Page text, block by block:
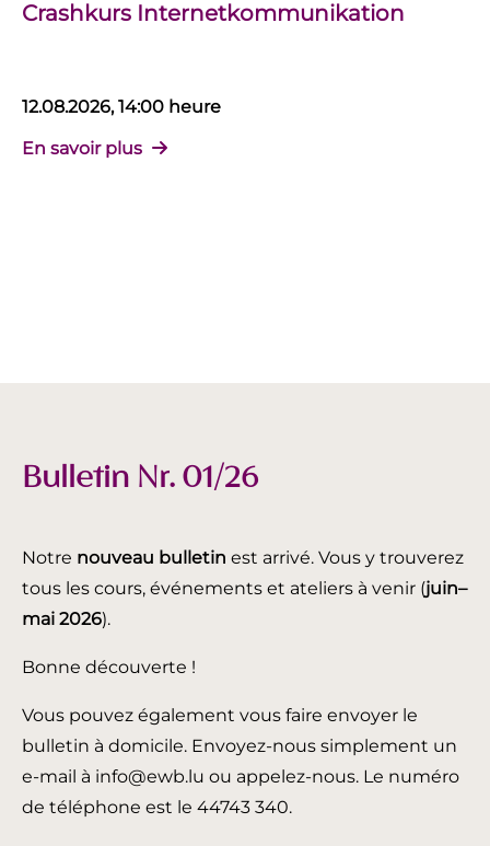
Crashkurs Internetkommunikation
12.08.2026, 14:00 heure
En savoir plus
Bulletin Nr. 01/26
Notre nouveau bulletin est arrivé. Vous y trouverez
tous les cours, événements et ateliers à venir (juin–
mai 2026).
Bonne découverte !
Vous pouvez également vous faire envoyer le
bulletin à domicile. Envoyez-nous simplement un
e-mail à info@ewb.lu ou appelez-nous. Le numéro
de téléphone est le 44743 340.